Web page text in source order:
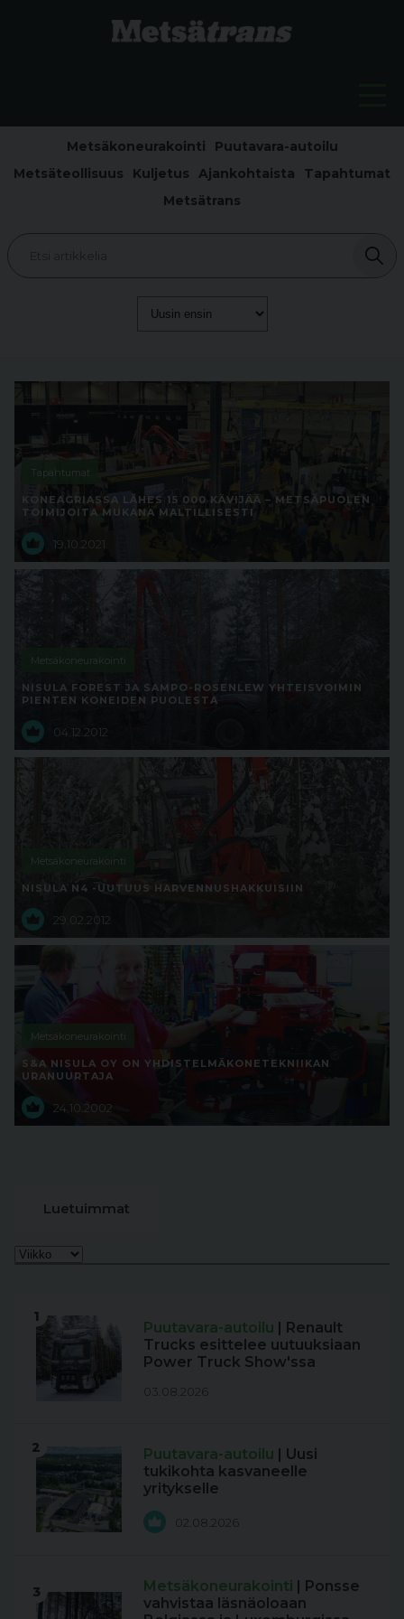
Metsäkoneurakointi
Puutavara-autoilu
Metsäteollisuus
Kuljetus Ajankohtaista
Tapahtumat
Metsätrans
Tapahtumat
KONEAGRIASSA LÄHES 15 000 KÄVIJÄÄ – METSÄPUOLEN
TOIMIJOITA MUKANA MALTILLISESTI
19.10.2021
Metsäkoneurakointi
NISULA FOREST JA SAMPO-ROSENLEW YHTEISVOIMIN
PIENTEN KONEIDEN PUOLESTA
04.12.2012
Metsäkoneurakointi
NISULA N4 -UUTUUS HARVENNUSHAKKUISIIN
29.02.2012
Metsäkoneurakointi
S&A NISULA OY ON YHDISTELMÄKONETEKNIIKAN
URANUURTAJA
24.10.2002
Luetuimmat
1
Puutavara-autoilu | Renault
Trucks esittelee uutuuksiaan
Power Truck Show'ssa
03.08.2026
2 Puutavara-autoilu | Uusi
tukikohta kasvaneelle
yritykselle
02.08.2026
3 Metsäkoneurakointi | Ponsse
vahvistaa läsnäoloaan